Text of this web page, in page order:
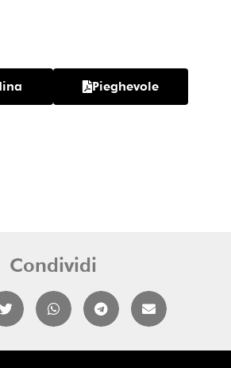
Pieghevole
Condividi